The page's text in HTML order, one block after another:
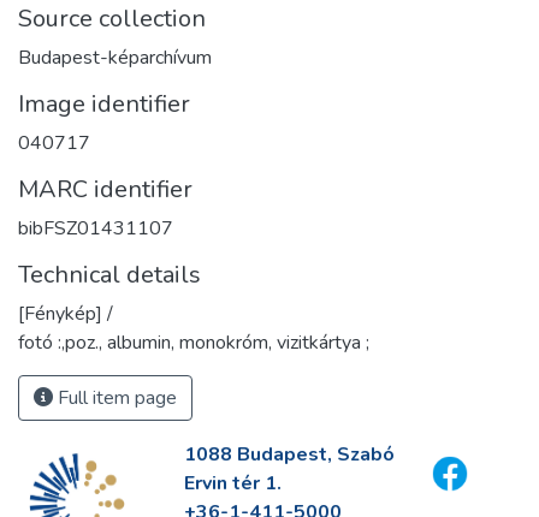
Source collection
Budapest-képarchívum
Image identifier
040717
MARC identifier
bibFSZ01431107
Technical details
[Fénykép] /
fotó :,poz., albumin, monokróm, vizitkártya ;
Full item page
1088 Budapest, Szabó
Ervin tér 1.